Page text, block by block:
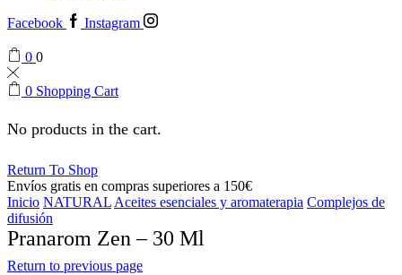
Facebook Instagram
0 0
0 Shopping Cart
No products in the cart.
Return To Shop
Envíos gratis en compras superiores a 150€
Inicio NATURALAceites esenciales y aromaterapia Complejos de
difusión
Pranarom Zen – 30 Ml
Return to previous page